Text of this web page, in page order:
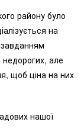
району було
на
але
щоб ціна на них
нашої